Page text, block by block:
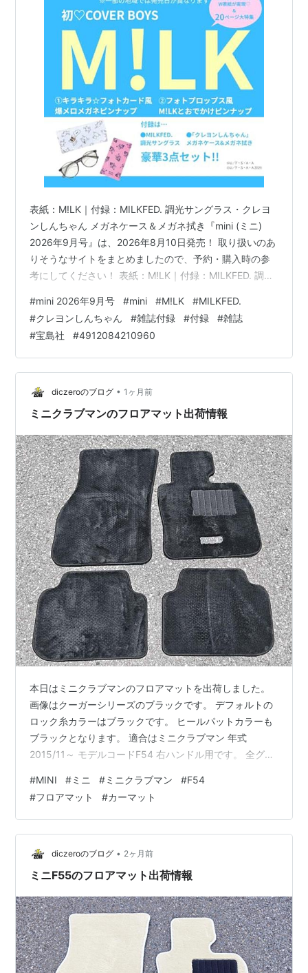
表紙：M!LK｜付録：MILKFED. 調光サングラス・クレヨ
ンしんちゃん メガネケース＆メガネ拭き『mini (ミニ)
2026年9月号』は、2026年8月10日発売！ 取り扱いのあ
りそうなサイトをまとめましたので、予約・購入時の参
考にしてください！ 表紙：M!LK｜付録：MILKFED. 調光
拭き『mini (ミニ) 2026年9月号』 上記は、Amazonの販
売ページのリンクです 価格 ：1,890円（税込） 発売日 ：
2026年8月10日 出版社 ：宝島社 商品コード：
4912084210960 Amazon e-hon HMV&BO…
#mini 2026年9月号 #mini #M!LK #MILKFED.
#クレヨンしんちゃん #雑誌付録 #付録 #雑誌
#宝島社 #4912084210960
diczeroのブログ • 1ヶ月前
ミニクラブマンのフロアマット出荷情報
本日はミニクラブマンのフロアマットを出荷しました。
画像はクーガーシリーズのブラックです。 デフォルトの
ロック糸カラーはブラックです。 ヒールパットカラーも
ブラックとなります。 適合はミニクラブマン 年式
2015/11～ モデルコードF54 右ハンドル用です。 全グレ
ります。 #MINIクラブマンF54フロアマット_全体の画像
です。 #MINIクラブマンF54フロアマット_生地目の確認
#MINIクラブマンF54フロアマット_生地目の確認 #ZERO
フロアマット本店 ↓↓↓↓↓↓↓ https://www.dic-
zero.co.jp/ #…
#MINI #ミニ #ミニクラブマン #F54
#フロアマット #カーマット
diczeroのブログ • 2ヶ月前
ミニF55のフロアマット出荷情報